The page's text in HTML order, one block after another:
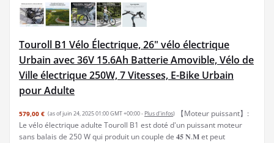
Touroll B1 Vélo Électrique, 26" vélo électrique
Urbain avec 36V 15.6Ah Batterie Amovible, Vélo de
Ville électrique 250W, 7 Vitesses, E-Bike Urbain
pour Adulte
579,00 € (as of juin 24, 2025 01:00 GMT +00:00 - Plus d’infos)
【Moteur puissant】:
Le vélo électrique adulte Touroll B1 est doté d'un puissant moteur
sans balais de 250 W qui produit un couple de 𝟒𝟓 𝐍.𝐌 et peut